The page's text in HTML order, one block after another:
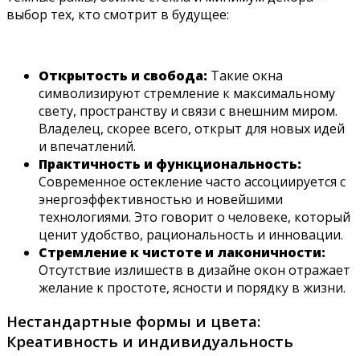
выбор тех, кто смотрит в будущее:
Открытость и свобода: Такие окна
символизируют стремление к максимальному
свету, пространству и связи с внешним миром.
Владелец, скорее всего, открыт для новых идей
и впечатлений.
Практичность и функциональность:
Современное остекление часто ассоциируется с
энергоэффективностью и новейшими
технологиями. Это говорит о человеке, который
ценит удобство, рациональность и инновации.
Стремление к чистоте и лаконичности:
Отсутствие излишеств в дизайне окон отражает
желание к простоте, ясности и порядку в жизни.
Нестандартные формы и цвета:
Креативность и индивидуальность